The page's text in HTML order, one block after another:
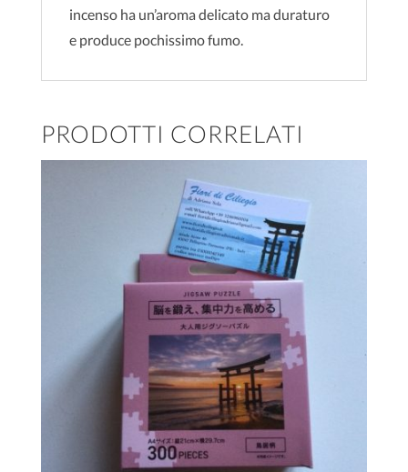
incenso ha un’aroma delicato ma duraturo
e produce pochissimo fumo.
PRODOTTI CORRELATI